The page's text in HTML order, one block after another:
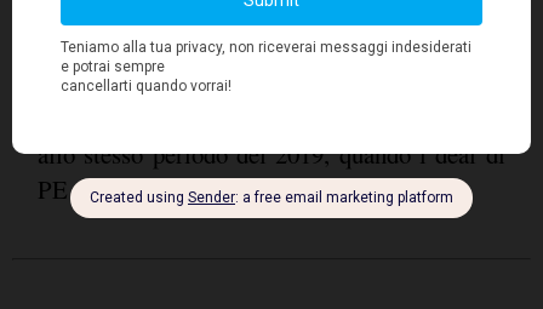
realizzate nel settore del
Private Equity
emerge che queste rappresentanoil 27.8% del
totale nel Q1 2020 e il 30.4% del Q2 2020
allo stesso periodo del 2019, quando i deal di
PE rappresentavano il 28.6% del totale.